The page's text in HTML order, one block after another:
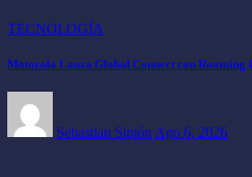
TECNOLOGÍA
Motorola Lanza Global Connect con Roaming
Sebastian Sipión Ago 6, 2026